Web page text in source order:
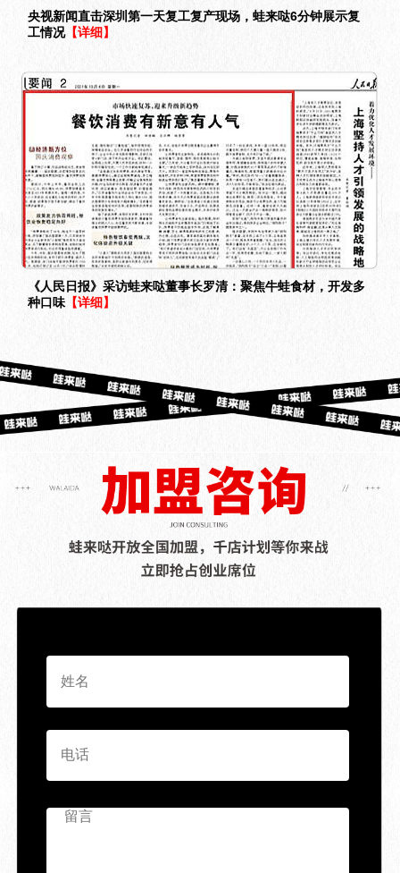
央视新闻直击深圳第一天复工复产现场，蛙来哒6分钟展示复
工情况【详细】
《人民日报》采访蛙来哒董事长罗清：聚焦牛蛙食材，开发多
种口味 【详细】